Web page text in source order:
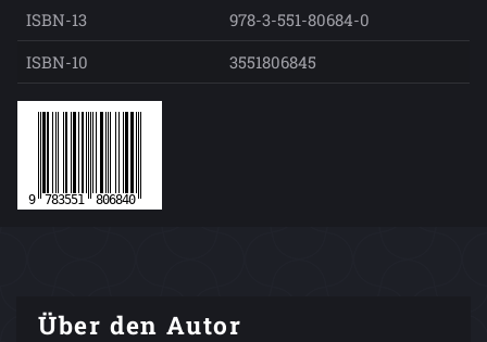
ISBN-13
978-3-551-80684-0
ISBN-10
3551806845
Über den Autor